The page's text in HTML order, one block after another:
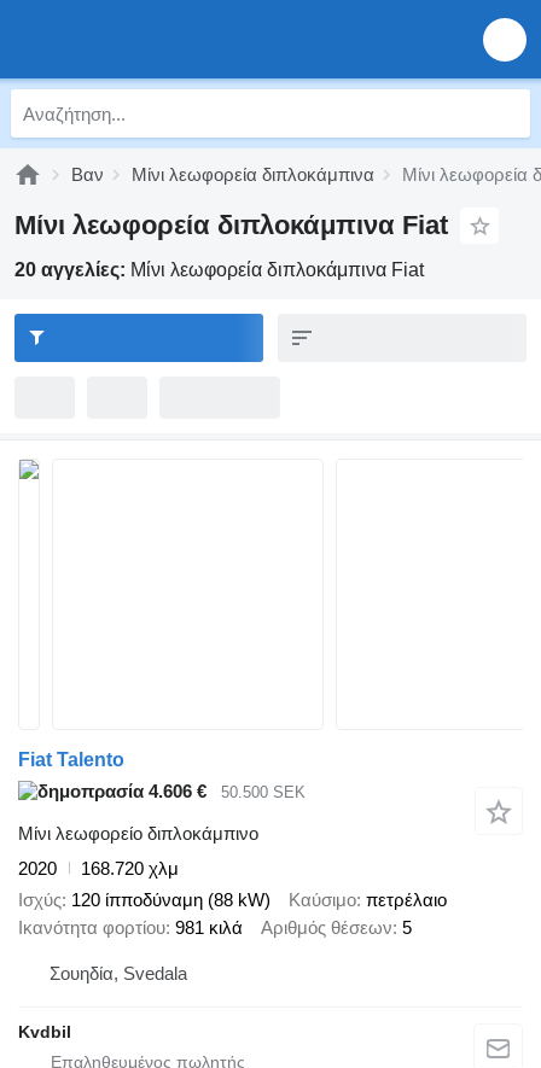
Βαν Μίνι λεωφορεία διπλοκάμπινα Μίνι λεωφορεία
Μίνι λεωφορεία διπλοκάμπινα Fiat
20 αγγελίες: Μίνι λεωφορεία διπλοκάμπινα Fiat
Fiat Talento
4.606 €
50.500 SEK
Μίνι λεωφορείο διπλοκάμπινο
2020
168.720 χλμ
Ισχύς 120 ίπποδύναμη (88 kW) Καύσιμο πετρέλαιο
Ικανότητα φορτίου 981 κιλά Αριθμός θέσεων 5
Σουηδία, Svedala
Kvdbil